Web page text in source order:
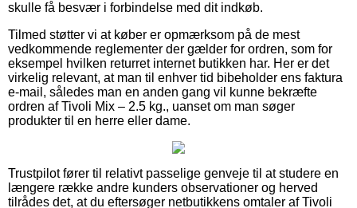
skulle få besvær i forbindelse med dit indkøb.
Tilmed støtter vi at køber er opmærksom på de mest
vedkommende reglementer der gælder for ordren, som for
eksempel hvilken returret internet butikken har. Her er det
virkelig relevant, at man til enhver tid bibeholder ens faktura
e-mail, således man en anden gang vil kunne bekræfte
ordren af Tivoli Mix – 2.5 kg., uanset om man søger
produkter til en herre eller dame.
Trustpilot fører til relativt passelige genveje til at studere en
længere række andre kunders observationer og herved
tilrådes det, at du eftersøger netbutikkens omtaler af Tivoli